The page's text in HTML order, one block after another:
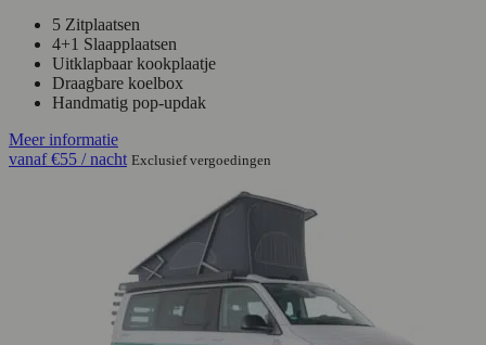
5 Zitplaatsen
4+1 Slaapplaatsen
Uitklapbaar kookplaatje
Draagbare koelbox
Handmatig pop-updak
Meer informatie
vanaf€55 / nacht Exclusief vergoedingen